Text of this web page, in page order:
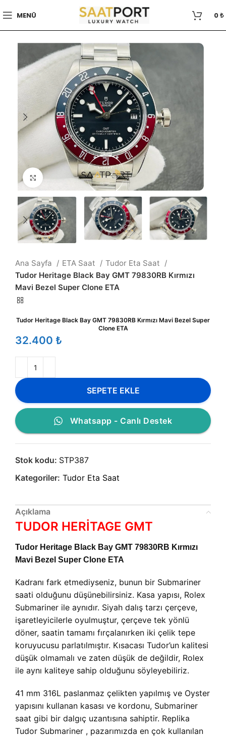
MENÜ 0₺
Büyütmek için tıklayın
Ana Sayfa ETA Saat
Tudor Eta Saat
Tudor Heritage Black Bay GMT 79830RB Kırmızı
Mavi Bezel Super Clone ETA
Tudor Heritage Black Bay GMT 79830RB Kırmızı Mavi Bezel Super
Clone ETA
₺
SEPETE EKLE
Whatsapp - Canlı Destek
Stok kodu: STP387
Kategoriler: Tudor Eta Saat
Açıklama
TUDOR HERİTAGE GMT
Tudor Heritage Black Bay GMT 79830RB Kırmızı
Mavi Bezel Super Clone ETA
Kadranı fark etmediyseniz, bunun bir Submariner
saati olduğunu düşünebilirsiniz. Kasa yapısı, Rolex
Submariner ile aynıdır. Siyah dalış tarzı çerçeve,
işaretleyicilerle oyulmuştur, çerçeve tek yönlü
döner, saatin tamamı fırçalanırken iki çelik tepe
koruyucusu parlatılmıştır. Kısacası Tudor’un kalitesi
düşük olmamalı ve zaten düşük de değildir, Rolex
ile aynı kaliteye sahip olduğunu söyleyebiliriz.
41 mm 316L paslanmaz çelikten yapılmış ve Oyster
yapısını kullanan kasası ve kordonu, Submariner
saat gibi bir dalgıç uzantısına sahiptir. Replika
Tudor Submariner , pazarımızda en çok kullanılan